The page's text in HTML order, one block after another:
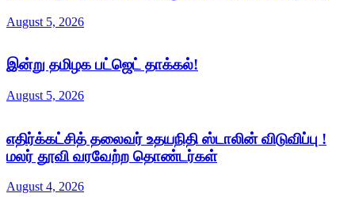
August 5, 2026
இன்று தமிழக பட்ஜெட் தாக்கல்!
August 5, 2026
எதிர்க்கட்சித் தலைவர் உதயநிதி ஸ்டாலின் விடுவிப்பு !
மலர் தூவி வரவேற்ற தொண்டர்கள்
August 4, 2026